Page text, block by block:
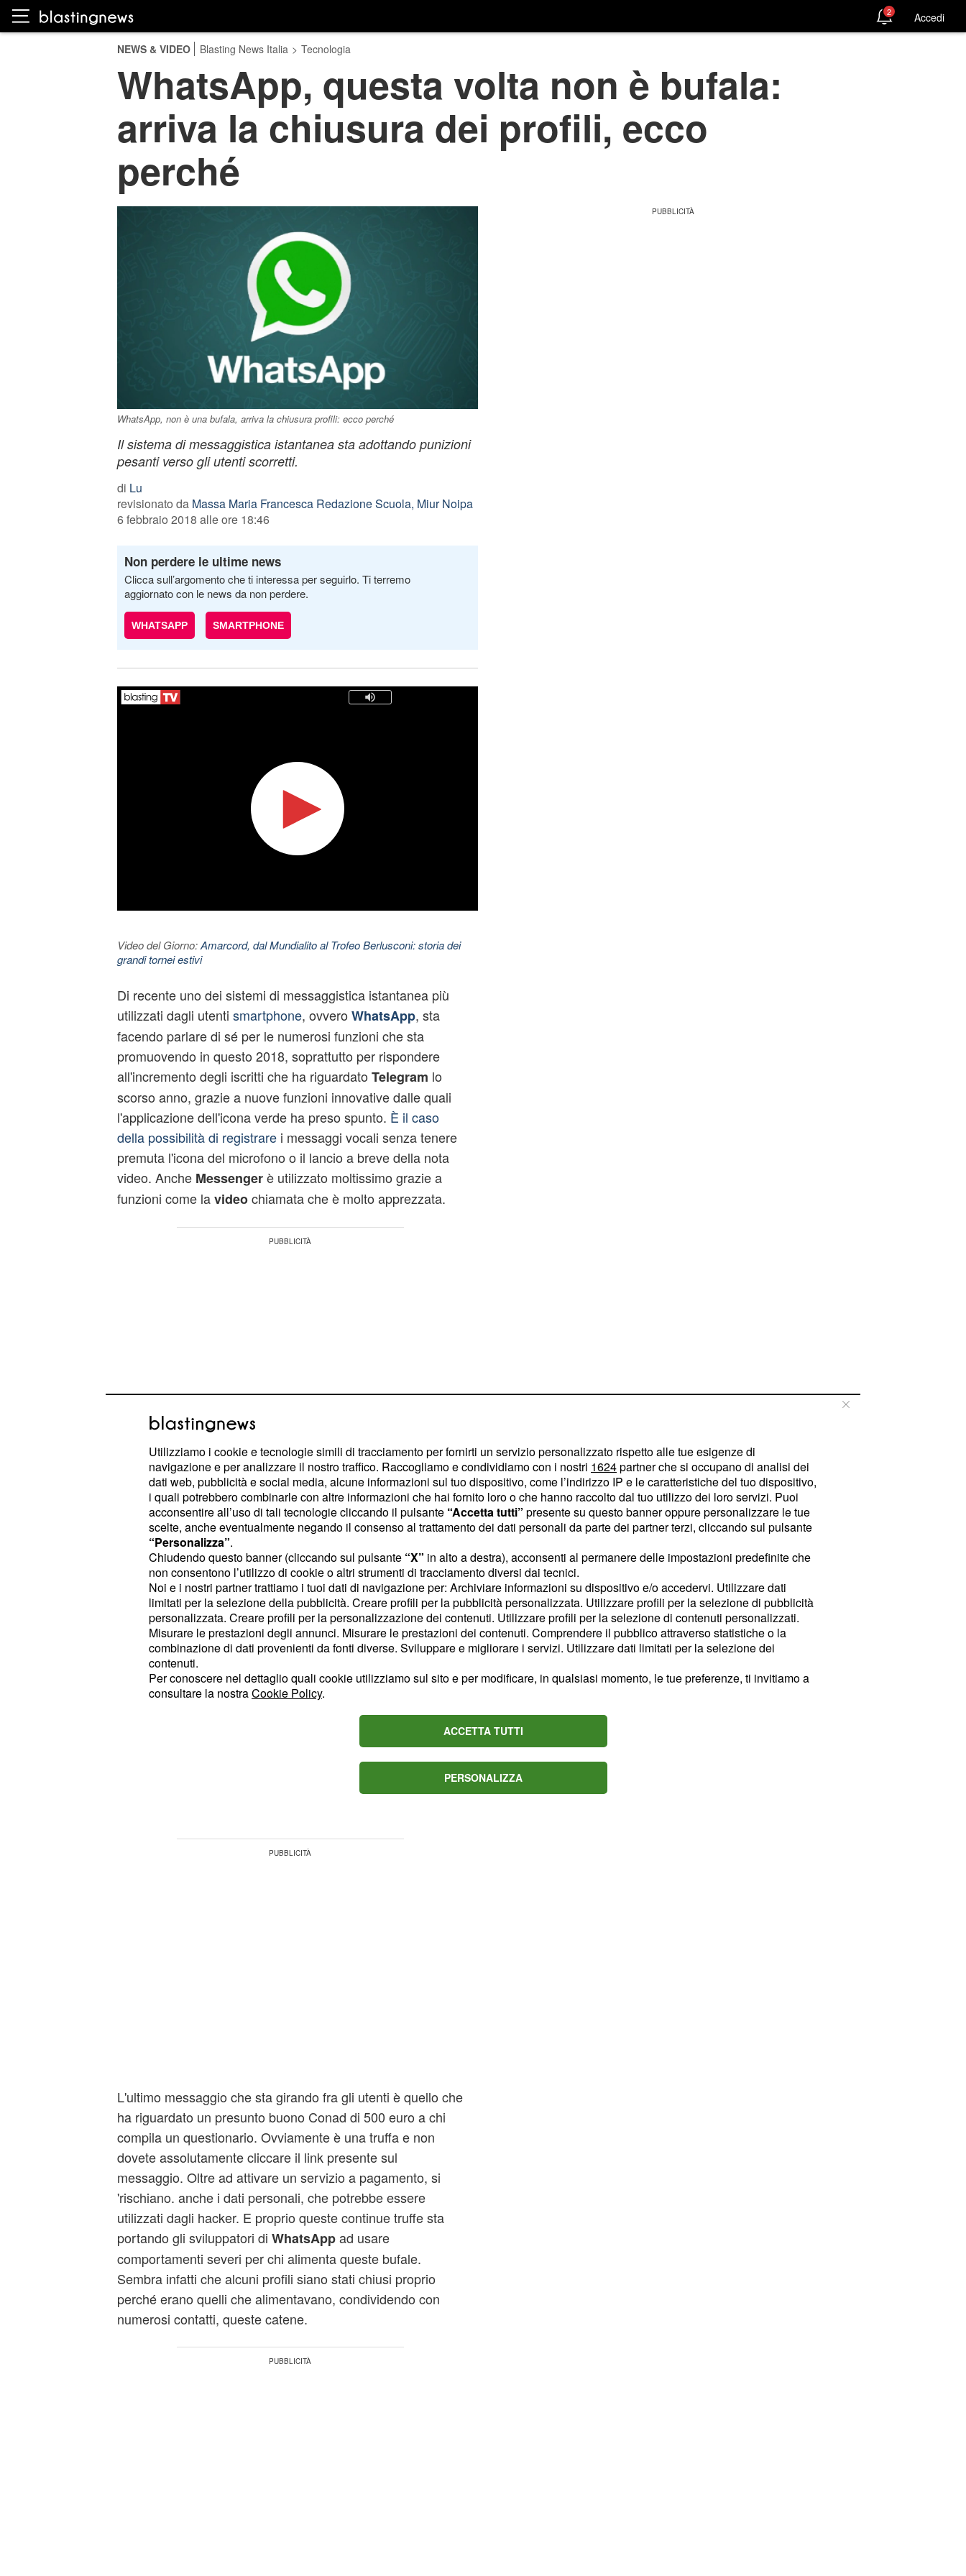
2 Accedi
NEWS & VIDEO Blasting News Italia > Tecnologia
WhatsApp, questa volta non è bufala:
arriva la chiusura dei profili, ecco
perché
WhatsApp, non è una bufala, arriva la chiusura profili: ecco perché
Il sistema di messaggistica istantanea sta adottando punizioni
pesanti verso gli utenti scorretti.
di Lu
revisionato da Massa Maria Francesca Redazione Scuola, Miur Noipa
6 febbraio 2018 alle ore 18:46
Non perdere le ultime news
Clicca sull’argomento che ti interessa per seguirlo. Ti terremo
aggiornato con le news da non perdere.
WHATSAPP SMARTPHONE
Video del Giorno:Amarcord, dal Mundialito al Trofeo Berlusconi: storia dei
grandi tornei estivi
Di recente uno dei sistemi di messaggistica istantanea più
utilizzati dagli utenti smartphone, ovvero WhatsApp, sta
facendo parlare di sé per le numerosi funzioni che sta
promuovendo in questo 2018, soprattutto per rispondere
all'incremento degli iscritti che ha riguardato Telegram lo
scorso anno, grazie a nuove funzioni innovative dalle quali
l'applicazione dell'icona verde ha preso spunto. È il caso
della possibilità di registrarei messaggi vocali senza tenere
premuta l'icona del microfono o il lancio a breve della nota
video. Anche Messengerè utilizzato moltissimo grazie a
funzioni come lavideochiamata che è molto apprezzata.
Le nuovi funzioni di WhatsApp
Una dellefunzioniattualmente più pubblicizzate da
WhatsApp è sicuramente la nuova versione business, utile
alle aziende per comunicare in maniera veloce con i propri
clienti grazie a messaggi preimpostati come quelli di
benvenuto, di risposta a richieste dei clienti o informativi su
apertura o chiusura dell'azienda. Abbiamo parlato di novità,
purtroppo spesso vengono alimentate dei messaggi non
piacevoli suWhatsapp, colpa di hacker o semplicemente di
utenti ingenui che pensano che condividere determinati
messaggi possa portare dei benefici.
WhatsApp chiude gli account degli
È il caso delle famose catene, che molto spesso sono bufale
L'ultimo messaggio che sta girando fra gli utenti è quello che
ha riguardato un presunto buono Conad di 500 euro a chi
compila un questionario. Ovviamente è una truffa e non
dovete assolutamente cliccare il link presente sul
messaggio. Oltre ad attivare un servizio a pagamento, si
'rischiano. anche i dati personali, che potrebbe essere
utilizzati dagli hacker. E proprio queste continue truffe sta
portando gli sviluppatori di WhatsAppad usare
comportamenti severi per chi alimenta queste bufale.
Sembra infatti che alcuni profili siano stati chiusi proprio
perché erano quelli che alimentavano, condividendo con
numerosi contatti, queste catene.
Utilizziamo i cookie e tecnologie simili di tracciamento per fornirti un servizio personalizzato rispetto alle tue esigenze di
navigazione e per analizzare il nostro traffico. Raccogliamo e condividiamo con i nostri 1624partner che si occupano di analisi dei
dati web, pubblicità e social media, alcune informazioni sul tuo dispositivo, come l’indirizzo IP e le caratteristiche del tuo dispositivo,
i quali potrebbero combinarle con altre informazioni che hai fornito loro o che hanno raccolto dal tuo utilizzo dei loro servizi. Puoi
acconsentire all’uso di tali tecnologie cliccando il pulsante “Accetta tutti” presente su questo banner oppure personalizzare le tue
scelte, anche eventualmente negando il consenso al trattamento dei dati personali da parte dei partner terzi, cliccando sul pulsante
“Personalizza”.
Chiudendo questo banner (cliccando sul pulsante “X” in alto a destra), acconsenti al permanere delle impostazioni predefinite che
non consentono l’utilizzo di cookie o altri strumenti di tracciamento diversi dai tecnici.
Noi e i nostri partner trattiamo i tuoi dati di navigazione per: Archiviare informazioni su dispositivo e/o accedervi. Utilizzare dati
limitati per la selezione della pubblicità. Creare profili per la pubblicità personalizzata. Utilizzare profili per la selezione di pubblicità
personalizzata. Creare profili per la personalizzazione dei contenuti. Utilizzare profili per la selezione di contenuti personalizzati.
Misurare le prestazioni degli annunci. Misurare le prestazioni dei contenuti. Comprendere il pubblico attraverso statistiche o la
combinazione di dati provenienti da fonti diverse. Sviluppare e migliorare i servizi. Utilizzare dati limitati per la selezione dei
contenuti.
Per conoscere nel dettaglio quali cookie utilizziamo sul sito e per modificare, in qualsiasi momento, le tue preferenze, ti invitiamo a
consultare la nostraCookie Policy.
ACCETTA TUTTI
PERSONALIZZA